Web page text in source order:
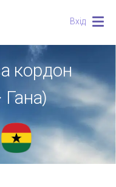
Вхід
кордон
Гана)